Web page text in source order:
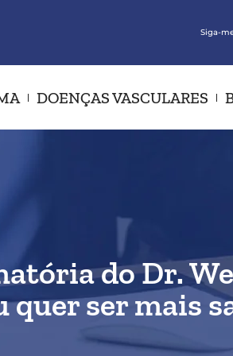
Siga-
DOENÇAS VASCULARES
do Dr.
ser mais